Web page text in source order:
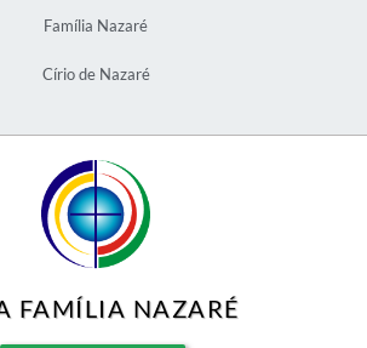
Família Nazaré
Círio de Nazaré
FAMÍLIA NAZARÉ